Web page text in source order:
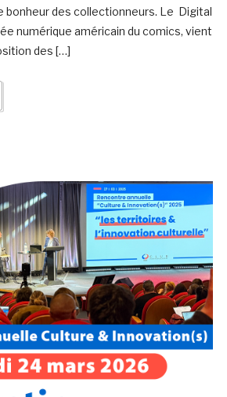
bonheur des collectionneurs. Le Digital
numérique américain du comics, vient
des […]